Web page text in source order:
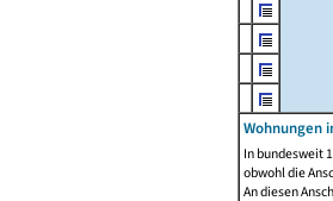
Wohnungen
In bundesweit
obwohl die
An diesen